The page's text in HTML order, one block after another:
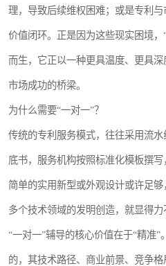
理，导致后续维权困难；或是专利
价值闭环。正是因为这些现实困境
而生，它正以一种更具温度、更具
市场成功的桥梁。
为什么需要“一对一”？
传统的专利服务模式，往往采用流
底书，服务机构按照标准化模板撰
简单的实用新型或外观设计或许足
多个技术领域的发明创造，就显得力
“一对一”辅导的核心价值在于“精准
的，其技术路径、商业前景、竞争